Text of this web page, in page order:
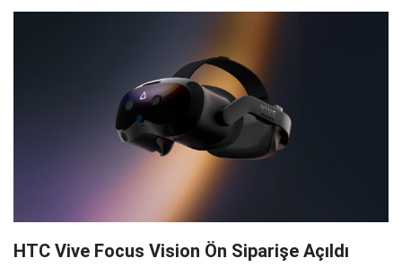
HTC Vive Focus Vision Ön Siparişe Açıldı